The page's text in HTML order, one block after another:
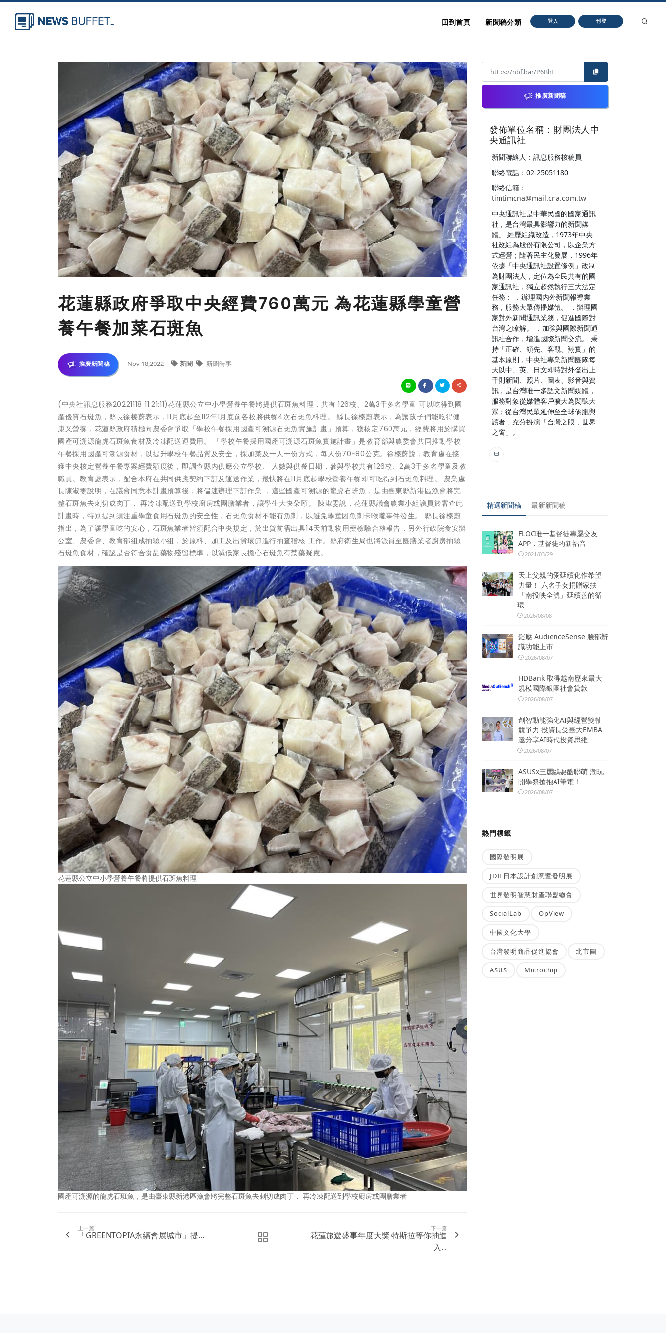
回到首頁 新聞稿分類 登入 刊登
花蓮縣政府爭取中央經費760萬元 為花蓮縣學童營
養午餐加菜石斑魚
推廣新聞稿 Nov 18,2022 新聞 新聞時事
(中央社訊息服務20221118 11:21:11)花蓮縣公立中小學營養午餐將提供石斑魚料理，共有 126校、2萬3千多名學童 可以吃得到國
產優質石斑魚，縣長徐榛蔚表示，11月底起至112年1月底前各校將供餐4次石斑魚料理。 縣長徐榛蔚表示，為讓孩子們能吃得健
康又營養，花蓮縣政府積極向農委會爭取「學校午餐採用國產可溯源石斑魚實施計畫」預算，獲核定760萬元，經費將用於購買
國產可溯源龍虎石斑魚食材及冷凍配送運費用。 「學校午餐採用國產可溯源石斑魚實施計畫」是教育部與農委會共同推動學校
午餐採用國產可溯源食材，以提升學校午餐品質及安全，採加菜及一人一份方式，每人份70~80公克。徐榛蔚說，教育處在接
獲中央核定營養午餐專案經費額度後，即調查縣內供應公立學校、 人數與供餐日期，參與學校共有126校、2萬3千多名學童及教
職員。教育處表示，配合本府在共同供應契約下訂及運送作業，最快將在11月底起學校營養午餐即可吃得到石斑魚料理。 農業處
長陳淑雯說明，在議會同意本計畫預算後，將儘速辦理下訂作業 ，這些國產可溯源的龍虎石班魚，是由臺東縣新港區漁會將完
整石斑魚去刺切成肉丁， 再冷凍配送到學校廚房或團膳業者，讓學生大快朵頤。 陳淑雯說，花蓮縣議會農業小組議員於審查此
計畫時，特別提到須注重學童食用石斑魚的安全性，石斑魚食材不能有魚刺，以避免學童因魚刺卡喉嚨事件發生。 縣長徐榛蔚
指出，為了讓學童吃的安心，石斑魚業者皆須配合中央規定，於出貨前需出具14天前動物用藥檢驗合格報告，另外行政院食安辦
公室、農委會、教育部組成抽驗小組，於原料、加工及出貨環節進行抽查稽核 工作。縣府衛生局也將派員至團膳業者廚房抽驗
石斑魚食材，確認是否符合食品藥物殘留標準，以減低家長擔心石斑魚有禁藥疑慮。
花蓮縣公立中小學營養午餐將提供石斑魚料理
國產可溯源的龍虎石班魚，是由臺東縣新港區漁會將完整石斑魚去刺切成肉丁， 再冷凍配送到學校廚房或團膳業者
上一篇
「GREENTOPIA永續會展城市」提...
下一篇
花蓮旅遊盛事年度大獎 特斯拉等你抽進
入...
推廣新聞稿
發佈單位名稱：財團法人中
央通訊社
新聞聯絡人：訊息服務核稿員
聯絡電話：02-25051180
聯絡信箱：
timtimcna@mail.cna.com.tw
中央通訊社是中華民國的國家通訊
社，是台灣最具影響力的新聞媒
體。 經歷組織改造，1973年中央
社改組為股份有限公司，以企業方
式經營；隨著民主化發展，1996年
依據「中央通訊社設置條例」改制
為財團法人，定位為全民共有的國
家通訊社，獨立超然執行三大法定
任務： ．辦理國內外新聞報導業
務，服務大眾傳播媒體。 ．辦理國
家對外新聞通訊業務，促進國際對
台灣之瞭解。 ．加強與國際新聞通
訊社合作，增進國際新聞交流。 秉
持「正確、領先、客觀、翔實」的
基本原則，中央社專業新聞團隊每
天以中、英、日文即時對外發出上
千則新聞、照片、圖表、影音與資
訊，是台灣唯一多語文新聞媒體，
服務對象從媒體客戶擴大為閱聽大
眾；從台灣民眾延伸至全球僑胞與
讀者，充分扮演「台灣之眼，世界
之窗」。
精選新聞稿 最新新聞稿
FLOC唯一基督徒專屬交友
APP，基督徒的新福音
2021/03/29
天上父親的愛延續化作希望
力量！ 六名子女捐贈家扶
「南投映全號」延續善的循
環
2026/08/08
鎧應 AudienceSense 臉部辨
識功能上市
2026/08/07
HDBank 取得越南歷來最大
規模國際銀團社會貸款
2026/08/07
創智動能強化AI與經營雙軸
競爭力 投資長受臺大EMBA
邀分享AI時代投資思維
2026/08/07
ASUSx三麗鷗耍酷聯萌 潮玩
開學祭搶抱AI筆電！
2026/08/07
熱門標籤
國際發明展
JDIE日本設計創意暨發明展
世界發明智慧財產聯盟總會
SocialLab OpView
中國文化大學
台灣發明商品促進協會 北市圖
ASUS Microchip